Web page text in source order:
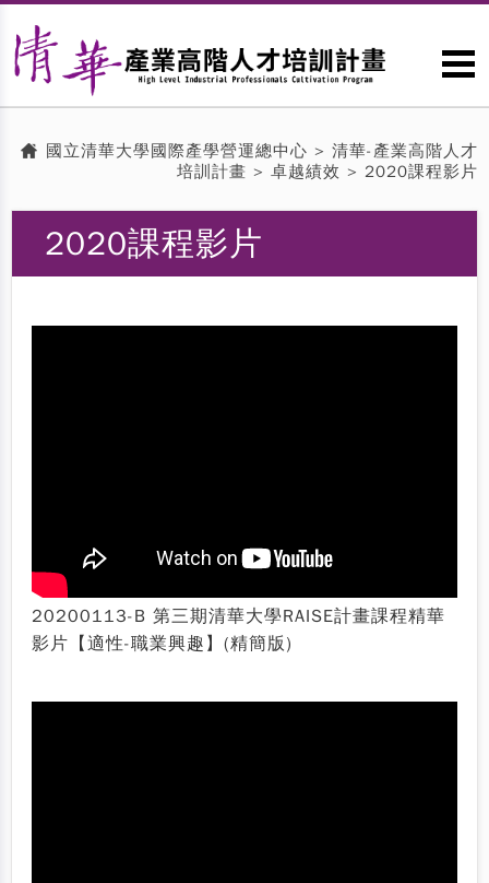
國立清華大學國際產學營運總中心 > 清華-產業高階人才
培訓計畫 > 卓越績效 > 2020課程影片
2020課程影片
20200113-B 第三期清華大學RAISE計畫課程精華
影片【適性-職業興趣】(精簡版)